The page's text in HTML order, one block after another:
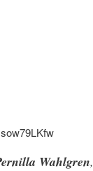
Wahlgren,